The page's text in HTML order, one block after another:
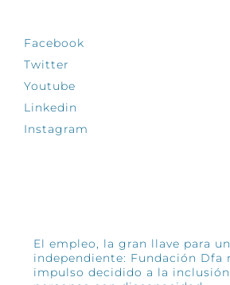
Facebook
Twitter
Youtube
Linkedin
Instagram
El empleo, la gran llave para
independiente: Fundación Dfa
impulso decidido a la